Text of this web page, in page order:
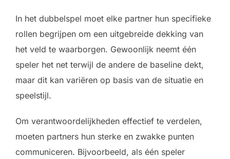
In het dubbelspel moet elke partner hun specifieke
rollen begrijpen om een uitgebreide dekking van
het veld te waarborgen. Gewoonlijk neemt één
speler het net terwijl de andere de baseline dekt,
maar dit kan variëren op basis van de situatie en
speelstijl.
Om verantwoordelijkheden effectief te verdelen,
moeten partners hun sterke en zwakke punten
communiceren. Bijvoorbeeld, als één speler